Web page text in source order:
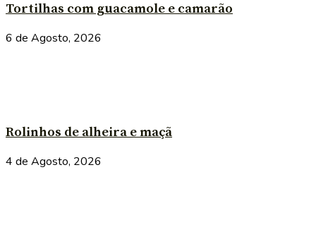
Tortilhas com guacamole e camarão
6 de Agosto, 2026
Rolinhos de alheira e maçã
4 de Agosto, 2026